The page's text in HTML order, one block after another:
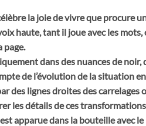
la joie de vivre que procure
haute, tant il joue avec les
page.
dans des nuances de
de l’évolution de la situation
des lignes droites des carrelages
les détails de ces
apparue dans la bouteille avec